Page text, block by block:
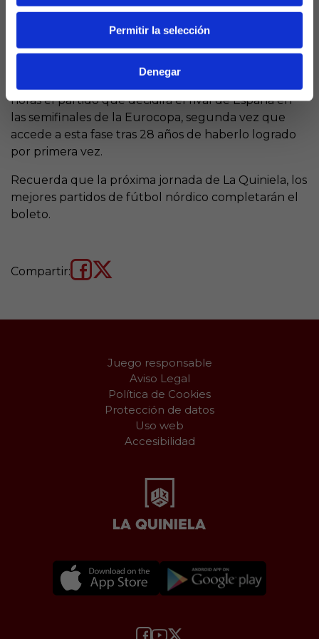
Permitir la selección
Denegar
citas.
Posible rival
horas el partido que decidirá el rival de España en
las semifinales de la Eurocopa, segunda vez que
accede a esta fase tras 28 años de haberlo logrado
por primera vez.
Recuerda que la próxima jornada de La Quiniela, los
mejores partidos de fútbol nórdico completarán el
boleto.
Compartir:
Juego responsable
Aviso Legal
Política de Cookies
Protección de datos
Uso web
Accesibilidad